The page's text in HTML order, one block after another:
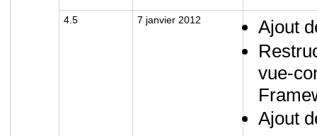
4.5 7 janvier 2012
Ajout
vue-
Ajout